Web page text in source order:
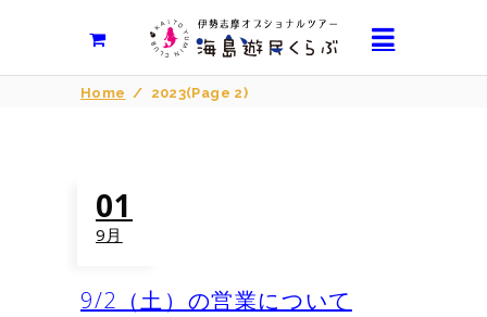
Home / 2023(Page 2)
01
9月
9/2（土）の営業について